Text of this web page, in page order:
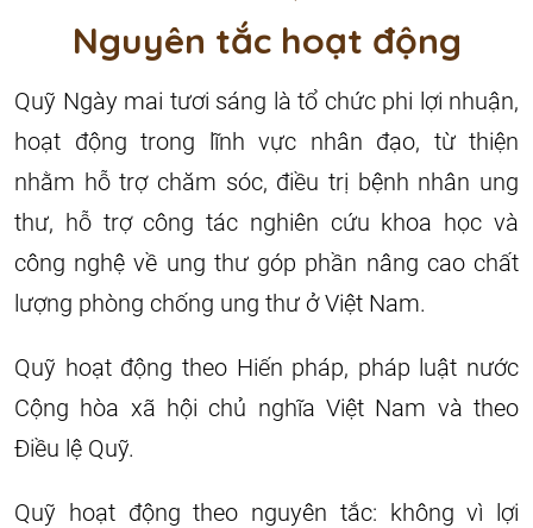
Nguyên tắc hoạt động
Quỹ Ngày mai tươi sáng là tổ chức phi lợi nhuận,
hoạt động trong lĩnh vực nhân đạo, từ thiện
nhằm hỗ trợ chăm sóc, điều trị bệnh nhân ung
thư, hỗ trợ công tác nghiên cứu khoa học và
công nghệ về ung thư góp phần nâng cao chất
lượng phòng chống ung thư ở Việt Nam.
Quỹ hoạt động theo Hiến pháp, pháp luật nước
Cộng hòa xã hội chủ nghĩa Việt Nam và theo
Điều lệ Quỹ.
Quỹ hoạt động theo nguyên tắc: không vì lợi